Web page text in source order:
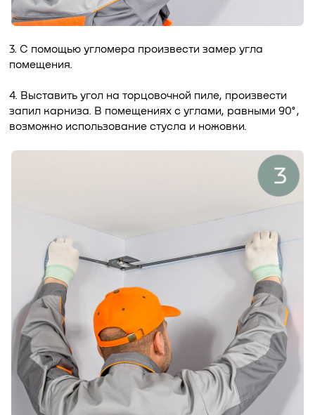
3. С помощью угломера произвести замер угла
помещения.
4. Выставить угол на торцовочной пиле, произвести
запил карниза. В помещениях с углами, равными 90°,
возможно использование стусла и ножовки.